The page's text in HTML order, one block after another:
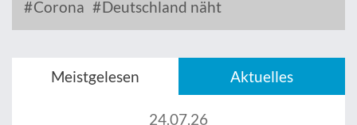
Corona Deutschland näht
Meistgelesen Aktuelles
24.07.26